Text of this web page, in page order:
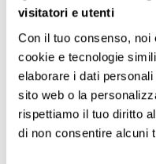
visitatori e utenti
Con il tuo consenso,
cookie e tecnologie
elaborare i dati
sito web o la
rispettiamo il tuo diritto
di non consentire alcuni
Volo di linea Air
Malpensa, Venezia,
economica (via Parigi
Trasferimento da e
pullman privato
Tour di gruppo
Sistemazione in
King Size) con servizi